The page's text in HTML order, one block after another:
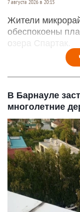
7 августа 2026 в 20:15
Жители
обеспокоены
озера Спартак.
В Барнауле
многолетние